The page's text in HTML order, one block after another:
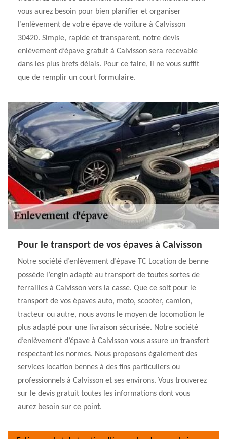
vous aurez besoin pour bien planifier et organiser
l’enlèvement de votre épave de voiture à Calvisson
30420. Simple, rapide et transparent, notre devis
enlèvement d’épave gratuit à Calvisson sera recevable
dans les plus brefs délais. Pour ce faire, il ne vous suffit
que de remplir un court formulaire.
Pour le transport de vos épaves à Calvisson
Notre société d’enlèvement d’épave TC Location de benne
possède l’engin adapté au transport de toutes sortes de
ferrailles à Calvisson vers la casse. Que ce soit pour le
transport de vos épaves auto, moto, scooter, camion,
tracteur ou autre, nous avons le moyen de locomotion le
plus adapté pour une livraison sécurisée. Notre société
d’enlèvement d’épave à Calvisson vous assure un transfert
respectant les normes. Nous proposons également des
services location bennes à des fins particuliers ou
professionnels à Calvisson et ses environs. Vous trouverez
sur le devis gratuit toutes les informations dont vous
aurez besoin sur ce point.